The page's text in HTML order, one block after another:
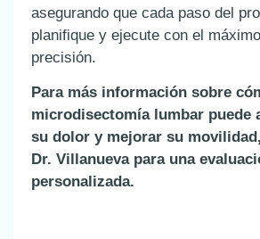
asegurando que cada paso del
planifique y ejecute con el
precisión.
Para más información sobre
microdisectomía lumbar puede
su dolor y mejorar su
Dr. Villanueva para una
personalizada.